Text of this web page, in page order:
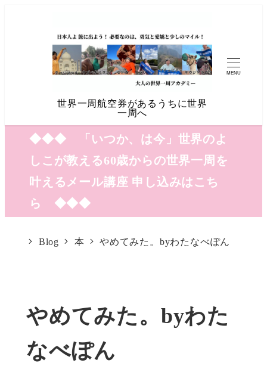
世界一周航空券があるうちに世界
一周へ
MENU
◆◆◆ 「いつか、は今」世界のよ
しこが教える60歳からの世界一周を
叶えるメール講座 申し込みはこち
ら ◆◆◆
Blog 本 やめてみた。byわたなべぽん
やめてみた。byわた
なべぽん